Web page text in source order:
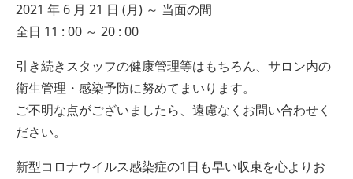
2021 年 6 月 21 日 (月) ～ 当面の間
全日 11 : 00 ～ 20 : 00
引き続きスタッフの健康管理等はもちろん、サロン内の
衛生管理・感染予防に努めてまいります。
ご不明な点がございましたら、遠慮なくお問い合わせく
ださい。
新型コロナウイルス感染症の1日も早い収束を心よりお